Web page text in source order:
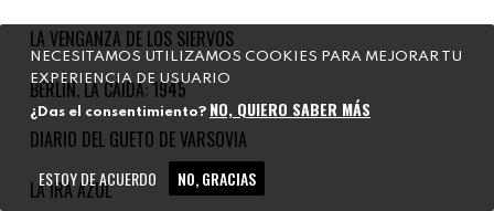
LA VENGANZA DE LOS SIERVOS
BERLÍN. LA CAÍDA: 1945
DIARIO DEL GUETO DE VARSOVIA
LA IRA AZUL
NECESITAMOS UTILIZAMOS COOKIES PARA MEJORAR TU
EXPERIENCIA DE USUARIO
¿Das el consentimiento? NO, QUIERO SABER MÁS
ESTOY DE ACUERDO NO, GRACIAS